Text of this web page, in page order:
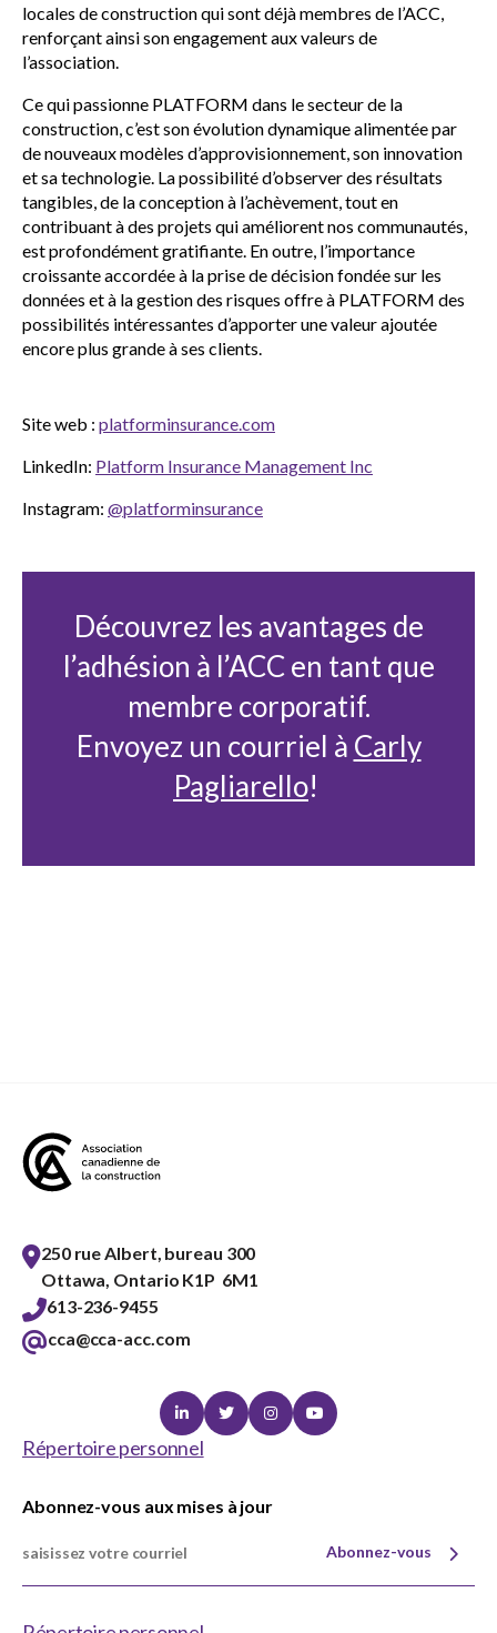
locales de construction qui sont déjà membres de l’ACC,
renforçant ainsi son engagement aux valeurs de
l’association.
Ce qui passionne PLATFORM dans le secteur de la
construction, c’est son évolution dynamique alimentée par
de nouveaux modèles d’approvisionnement, son innovation
et sa technologie. La possibilité d’observer des résultats
tangibles, de la conception à l’achèvement, tout en
contribuant à des projets qui améliorent nos communautés,
est profondément gratifiante. En outre, l’importance
croissante accordée à la prise de décision fondée sur les
données et à la gestion des risques offre à PLATFORM des
possibilités intéressantes d’apporter une valeur ajoutée
encore plus grande à ses clients.
Site web : platforminsurance.com
LinkedIn: Platform Insurance Management Inc
Instagram: @platforminsurance
Découvrez les avantages de
l’adhésion à l’ACC en tant que
membre corporatif.
Envoyez un courriel à Carly
Pagliarello!
250 rue Albert, bureau 300
Ottawa, Ontario K1P 6M1
613-236-9455
cca@cca-acc.com
LinkedinTwitterInstagramYoutube
Répertoire personnel
Abonnez-vous aux mises à jour
Abonnez-vous